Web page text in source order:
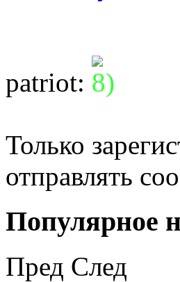
patriot:
Только
отправлять
Популярное
Пред След